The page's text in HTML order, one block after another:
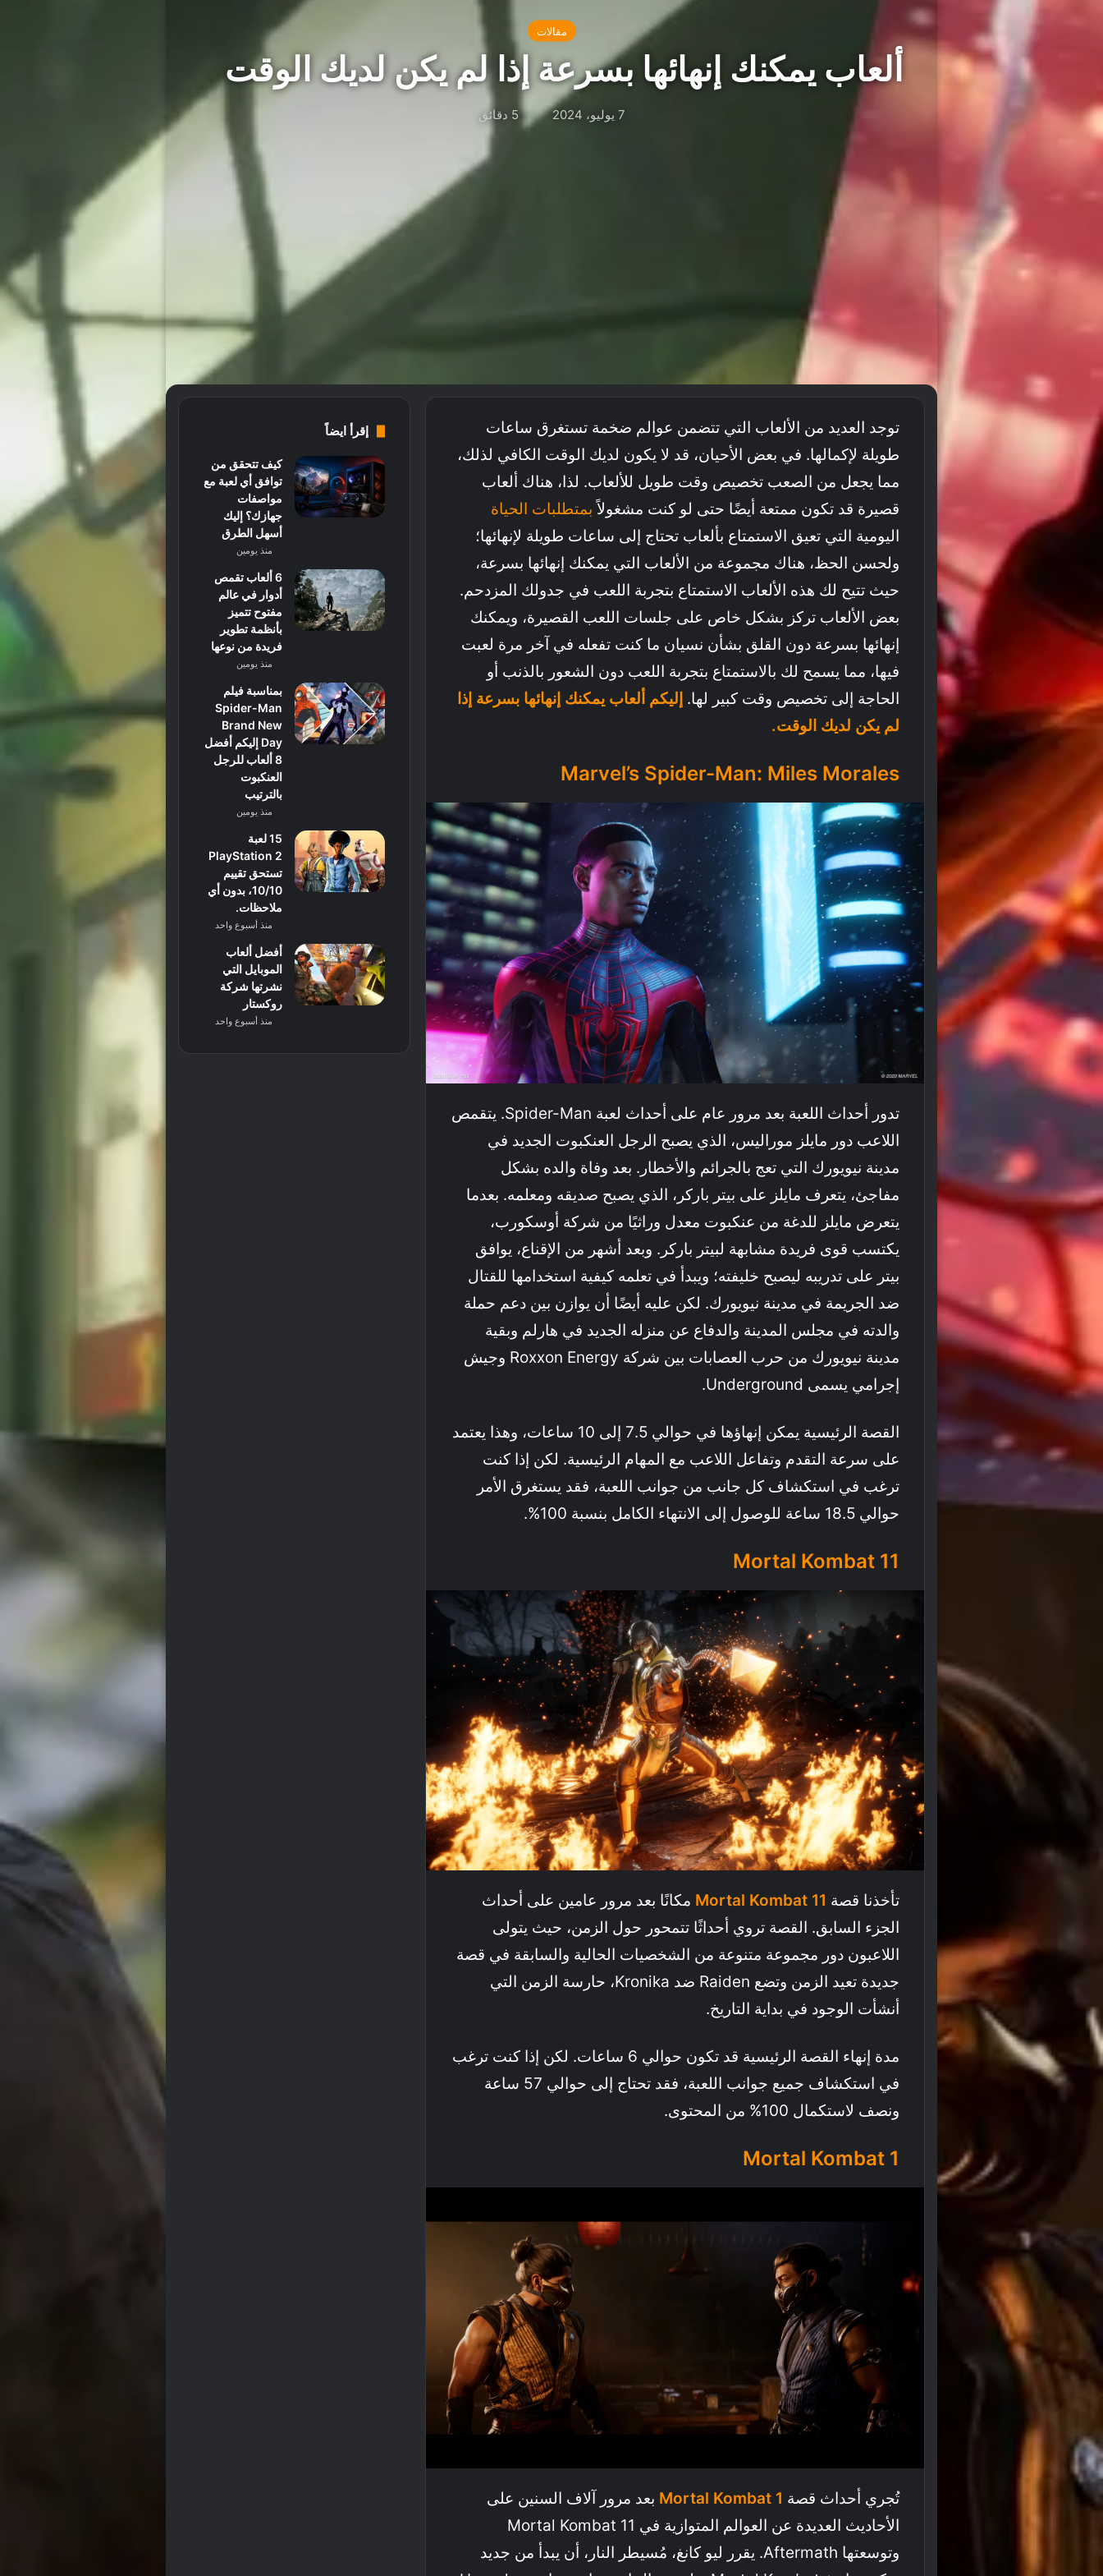
مقالات
ألعاب يمكنك إنهائها بسرعة إذا لم يكن لديك الوقت
7 يوليو، 2024 5 دقائق
توجد العديد من الألعاب التي تتضمن عوالم ضخمة تستغرق ساعات
طويلة لإكمالها. في بعض الأحيان، قد لا يكون لديك الوقت الكافي لذلك،
مما يجعل من الصعب تخصيص وقت طويل للألعاب. لذا، هناك ألعاب
قصيرة قد تكون ممتعة أيضًا حتى لو كنت مشغولاً بمتطلبات الحياة
اليومية التي تعيق الاستمتاع بألعاب تحتاج إلى ساعات طويلة لإنهائها؛
ولحسن الحظ، هناك مجموعة من الألعاب التي يمكنك إنهائها بسرعة،
حيث تتيح لك هذه الألعاب الاستمتاع بتجربة اللعب في جدولك المزدحم.
بعض الألعاب تركز بشكل خاص على جلسات اللعب القصيرة، ويمكنك
إنهائها بسرعة دون القلق بشأن نسيان ما كنت تفعله في آخر مرة لعبت
فيها، مما يسمح لك بالاستمتاع بتجربة اللعب دون الشعور بالذنب أو
الحاجة إلى تخصيص وقت كبير لها. إليكم ألعاب يمكنك إنهائها بسرعة إذا
لم يكن لديك الوقت.
Marvel’s Spider-Man: Miles Morales
تدور أحداث اللعبة بعد مرور عام على أحداث لعبة Spider-Man. يتقمص
اللاعب دور مايلز موراليس، الذي يصبح الرجل العنكبوت الجديد في
مدينة نيويورك التي تعج بالجرائم والأخطار. بعد وفاة والده بشكل
مفاجئ، يتعرف مايلز على بيتر باركر، الذي يصبح صديقه ومعلمه. بعدما
يتعرض مايلز للدغة من عنكبوت معدل وراثيًا من شركة أوسكورب،
يكتسب قوى فريدة مشابهة لبيتر باركر. وبعد أشهر من الإقناع، يوافق
بيتر على تدريبه ليصبح خليفته؛ ويبدأ في تعلمه كيفية استخدامها للقتال
ضد الجريمة في مدينة نيويورك. لكن عليه أيضًا أن يوازن بين دعم حملة
والدته في مجلس المدينة والدفاع عن منزله الجديد في هارلم وبقية
مدينة نيويورك من حرب العصابات بين شركة Roxxon Energy وجيش
إجرامي يسمى Underground.
القصة الرئيسية يمكن إنهاؤها في حوالي 7.5 إلى 10 ساعات، وهذا يعتمد
على سرعة التقدم وتفاعل اللاعب مع المهام الرئيسية. لكن إذا كنت
ترغب في استكشاف كل جانب من جوانب اللعبة، فقد يستغرق الأمر
حوالي 18.5 ساعة للوصول إلى الانتهاء الكامل بنسبة 100%.
Mortal Kombat 11
تأخذنا قصة Mortal Kombat 11 مكانًا بعد مرور عامين على أحداث
الجزء السابق. القصة تروي أحداثًا تتمحور حول الزمن، حيث يتولى
اللاعبون دور مجموعة متنوعة من الشخصيات الحالية والسابقة في قصة
جديدة تعيد الزمن وتضع Raiden ضد Kronika، حارسة الزمن التي
أنشأت الوجود في بداية التاريخ.
مدة إنهاء القصة الرئيسية قد تكون حوالي 6 ساعات. لكن إذا كنت ترغب
في استكشاف جميع جوانب اللعبة، فقد تحتاج إلى حوالي 57 ساعة
ونصف لاستكمال 100% من المحتوى.
Mortal Kombat 1
تُجري أحداث قصة Mortal Kombat 1 بعد مرور آلاف السنين على
الأحاديث العديدة عن العوالم المتوازية في Mortal Kombat 11
وتوسعتها Aftermath. يقرر ليو كانغ، مُسيطر النار، أن يبدأ من جديد
إقرأ ايضاً
كيف تتحقق من
توافق أي لعبة مع
مواصفات
جهازك؟ إليك
أسهل الطرق
منذ يومين
6 ألعاب تقمص
أدوار في عالم
مفتوح تتميز
بأنظمة تطوير
فريدة من نوعها
منذ يومين
بمناسبة فيلم
Spider-Man
Brand New
Day إليكم أفضل
8 ألعاب للرجل
العنكبوت
بالترتيب
منذ يومين
15 لعبة
PlayStation 2
تستحق تقييم
10/10، بدون أي
ملاحظات.
منذ أسبوع واحد
أفضل ألعاب
الموبايل التي
نشرتها شركة
روكستار
منذ أسبوع واحد